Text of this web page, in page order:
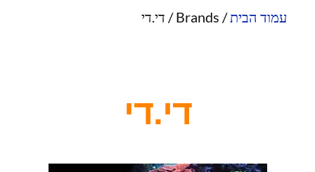
עמוד הבית/ Brands / די.די
די.די